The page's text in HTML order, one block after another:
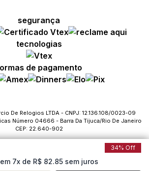
em 7x de R$ 82.85 sem juros
34% Off
segurança
tecnologias
de pagamento
De Relogios LTDA - CNPJ: 12.136.108/0023-09
Número 04666 - Barra Da Tijuca/Rio De Janeiro
CEP: 22.640-902